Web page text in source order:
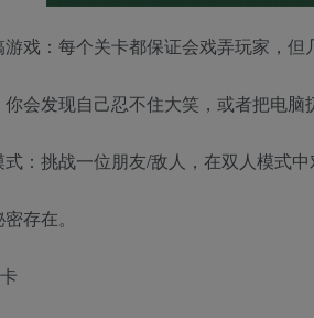
戏：每个关卡都保证会戏弄玩家，
会发现自己忍不住大笑，或者把电脑
：挑战一位朋友/敌人，在双人模式
存在。